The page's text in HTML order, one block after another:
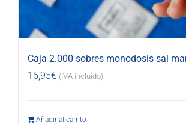
Caja 2.000 sobres monodosis sal
16,95€ (IVA incluido)
Añadir al carrito